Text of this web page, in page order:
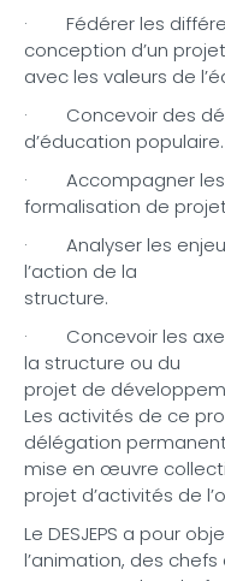
· Fédérer les
conception d’un
avec les valeurs de
· Concevoir des
d’éducation populaire.
· Accompagner les
formalisation de
· Analyser les
l’action de la
structure.
· Concevoir les
la structure ou du
projet de
Les activités de ce
délégation
mise en œuvre
projet d’activités de
Le DESJEPS a pour
l’animation, des